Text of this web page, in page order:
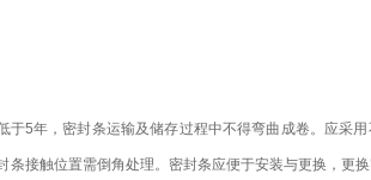
5年，密封条运输及储存过程中不得弯曲成卷。应采
接触位置需倒角处理。密封条应便于安装与更换，更